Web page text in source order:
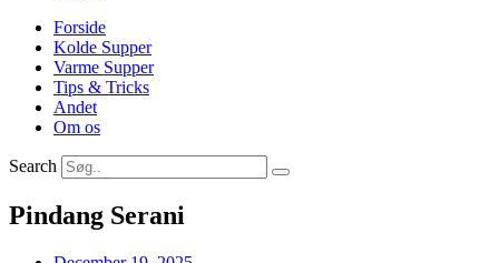
Forside
Kolde Supper
Varme Supper
Tips & Tricks
Andet
Om os
Search
Pindang Serani